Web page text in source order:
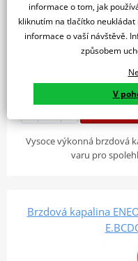
Do
Vysoce výkonná brzdová
varu pro
Brzdová kapalina
informace o tom, jak
kliknutím na tlačítko
informace o vaší návštěvě.
způsobem
V